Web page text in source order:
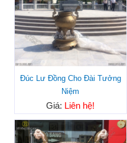
Đúc Lư Đồng Cho Đài Tưởng
Niệm
Giá: Liên hệ!